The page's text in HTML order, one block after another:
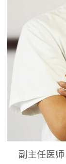
副主任医师